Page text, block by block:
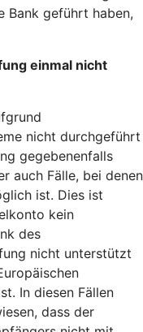
Bank geführt haben,
einmal nicht
nicht durchgeführt
gegebenenfalls
auch Fälle, bei denen
ist. Dies ist
kein
des
nicht unterstützt
In diesen Fällen
dass der